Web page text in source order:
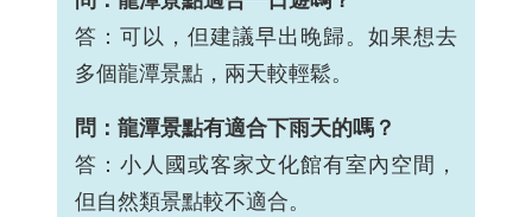
答：可以，但建議早出晚歸。如果想去
多個龍潭景點，兩天較輕鬆。
問：龍潭景點有適合下雨天的嗎？
答：小人國或客家文化館有室內空間，
但自然類景點較不適合。